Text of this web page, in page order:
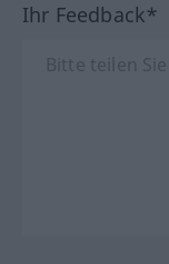
Ihr Feedback*